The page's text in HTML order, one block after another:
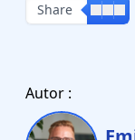
Share
Autor :